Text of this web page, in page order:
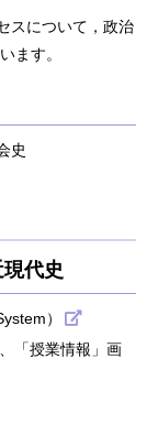
スについて，政治
ます。
史
代史
）
「授業情報」画